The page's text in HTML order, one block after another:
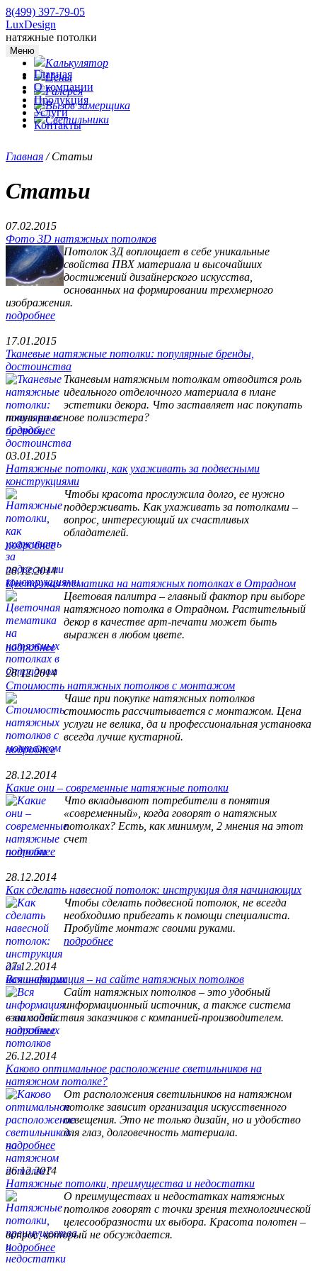
8(499) 397-79-05
LuxDesign
натяжные потолки
Меню
Главная
О компании
Продукция
Услуги
Контакты
Калькулятор
Цены
Галерея
Вызов замерщика
Светильники
Главная /Статьи
Статьи
07.02.2015
Фото 3D натяжных потолков
Потолок 3Д воплощает в себе уникальные
свойства ПВХ материала и высочайших
достижений дизайнерского искусства,
основанных на формировании трехмерного
изображения.
подробнее
17.01.2015
Тканевые натяжные потолки: популярные бренды,
достоинства
Тканевым натяжным потолкам отводится роль
идеального отделочного материала в плане
эстетики декора. Что заставляет нас покупать
ткань на основе полиэстера?
подробнее
03.01.2015
Натяжные потолки, как ухаживать за подвесными
конструкциями
Чтобы красота прослужила долго, ее нужно
поддерживать. Как ухаживать за потолками –
вопрос, интересующий их счастливых
обладателей.
подробнее
28.12.2014
Цветочная тематика на натяжных потолках в Отрадном
Цветовая палитра – главный фактор при выборе
натяжного потолка в Отрадном. Растительный
декор в качестве арт-печати может быть
выражен в любом цвете.
подробнее
28.12.2014
Стоимость натяжных потолков с монтажом
Чаше при покупке натяжных потолков
стоимость рассчитывается с монтажом. Цена
услуги не велика, да и профессиональная установка
всегда лучше кустарной.
подробнее
28.12.2014
Какие они – современные натяжные потолки
Что вкладывают потребители в понятия
«современный», когда говорят о натяжных
потолках? Есть, как минимум, 2 мнения на этот
счет
подробнее
28.12.2014
Как сделать навесной потолок: инструкция для начинающих
Чтобы сделать подвесной потолок, не всегда
необходимо прибегать к помощи специалиста.
Пробуйте монтаж своими руками.
подробнее
27.12.2014
Вся информация – на сайте натяжных потолков
Сайт натяжных потолков – это удобный
информационный источник, а также система
взаимодействия заказчиков с компанией-производителем.
подробнее
26.12.2014
Каково оптимальное расположение светильников на
натяжном потолке?
От расположения светильников на натяжном
потолке зависит организация искусственного
освещения. Это не только дизайн, но и удобство
для глаз, долговечность материала.
подробнее
26.12.2014
Натяжные потолки, преимущества и недостатки
О преимуществах и недостатках натяжных
потолков говорят с точки зрения технологической
целесообразности их выбора. Красота полотен –
вопрос, который не обсуждается.
подробнее